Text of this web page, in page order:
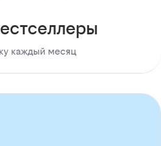
каждый месяц